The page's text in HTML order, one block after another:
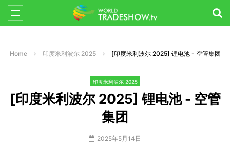
Home 印度米利波尔 2025 [印度米利波尔 2025] 锂电池 - 空管集团
印度米利波尔 2025
[印度米利波尔 2025] 锂电池 - 空管
集团
2025年5月14日